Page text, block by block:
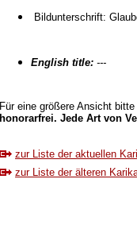
Bildunterschrift:
English title: ---
Für eine größere Ansicht
honorarfrei. Jede Art von
zur Liste der aktuellen
zur Liste der älteren